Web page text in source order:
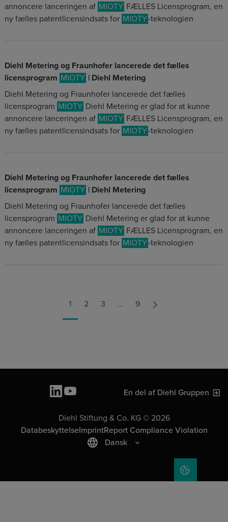
annoncere lanceringen af MIOTY FÆLLES Licensprogram, en
ny fælles patentlicensindsats for MIOTY-teknologien
Diehl Metering og Fraunhofer lancerede det fælles
licensprogram MIOTY | Diehl Metering
Diehl Metering og Fraunhofer lancerede det fælles
licensprogram MIOTY Diehl Metering er glad for at kunne
annoncere lanceringen af MIOTY FÆLLES Licensprogram, en
ny fælles patentlicensindsats for MIOTY-teknologien
Diehl Metering og Fraunhofer lancerede det fælles
licensprogram MIOTY | Diehl Metering
Diehl Metering og Fraunhofer lancerede det fælles
licensprogram MIOTY Diehl Metering er glad for at kunne
annoncere lanceringen af MIOTY FÆLLES Licensprogram, en
ny fælles patentlicensindsats for MIOTY-teknologien
1 2 3 … 9
En del af Diehl Gruppen
Diehl Stiftung & Co. KG © 2026
DatabeskyttelseImprintReport Compliance Violation
Dansk
COOKIE